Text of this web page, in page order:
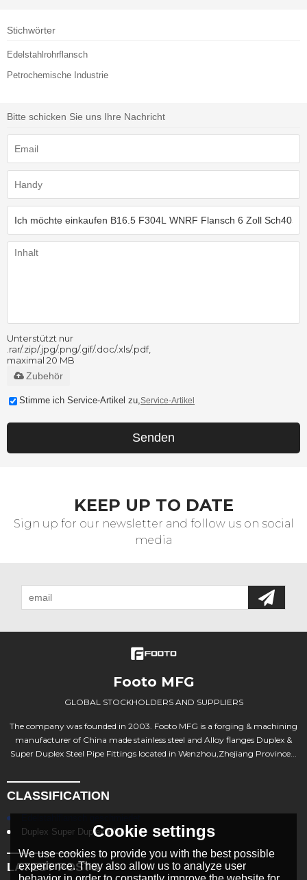
Stichwörter
Edelstahlrohrflansch
Petrochemische Industrie
Bitte schicken Sie uns Ihre Nachricht
Unterstützt nur
.rar/.zip/.jpg/.png/.gif/.doc/.xls/.pdf,
maximal 20 MB
Zubehör
Stimme ich Service-Artikel zu,Service-Artikel
Senden
KEEP UP TO DATE
Sign up for our newsletter and follow us on social
media
Footo MFG
GLOBAL STOCKHOLDERS AND SUPPLIERS
The company was founded in 2003. Footo MFG is a forging & machining
manufacturer of China made stainless steel and Alloy flanges Duplex &
Super Duplex Steel Pipe Fittings located in Wenzhou,Zhejiang Province...
CLASSIFICATION
Duplex Super Duplex Flansche
LATEST POSTS
Cookie settings
We use cookies to provide you with the best possible
experience. They also allow us to analyze user